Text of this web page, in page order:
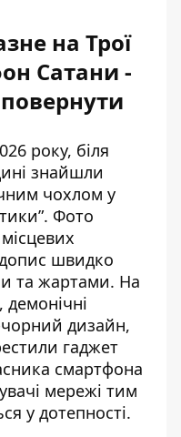
на Трої
Сатани -
року, біля
знайшли
чохлом у
Фото
швидко
та жартами. На
дизайн,
гаджет
смартфона
мережі тим
у дотепності.